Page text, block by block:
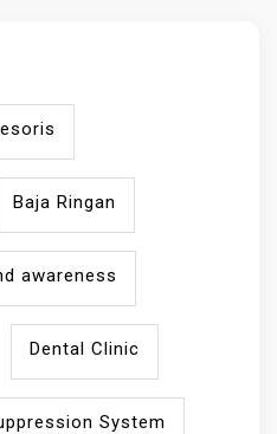
Baja Ringan
awareness
Dental Clinic
System